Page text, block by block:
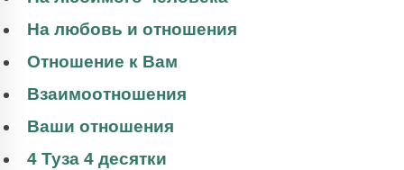
На любовь и отношения
Отношение к Вам
Взаимоотношения
Ваши отношения
4 Туза 4 десятки